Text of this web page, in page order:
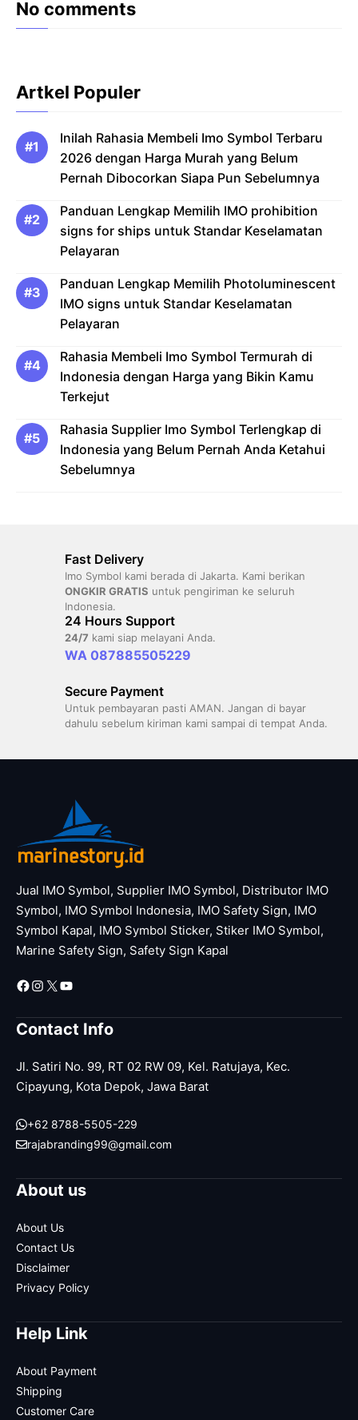
No comments
Artkel Populer
Inilah Rahasia Membeli Imo Symbol Terbaru
2026 dengan Harga Murah yang Belum
Pernah Dibocorkan Siapa Pun Sebelumnya
Panduan Lengkap Memilih IMO prohibition
signs for ships untuk Standar Keselamatan
Pelayaran
Panduan Lengkap Memilih Photoluminescent
IMO signs untuk Standar Keselamatan
Pelayaran
Rahasia Membeli Imo Symbol Termurah di
Indonesia dengan Harga yang Bikin Kamu
Terkejut
Rahasia Supplier Imo Symbol Terlengkap di
Indonesia yang Belum Pernah Anda Ketahui
Sebelumnya
Fast Delivery
Imo Symbol kami berada di Jakarta. Kami berikan
ONGKIR GRATIS untuk pengiriman ke seluruh
Indonesia.
24 Hours Support
24/7 kami siap melayani Anda.
WA 087885505229
Secure Payment
Untuk pembayaran pasti AMAN. Jangan di bayar
dahulu sebelum kiriman kami sampai di tempat Anda.
Jual IMO Symbol, Supplier IMO Symbol, Distributor IMO
Symbol, IMO Symbol Indonesia, IMO Safety Sign, IMO
Symbol Kapal, IMO Symbol Sticker, Stiker IMO Symbol,
Marine Safety Sign, Safety Sign Kapal
Facebook
Instagram
X YouTube
Contact Info
Jl. Satiri No. 99, RT 02 RW 09, Kel. Ratujaya, Kec.
Cipayung, Kota Depok, Jawa Barat
+62 8788-5505-229
rajabranding99@gmail.com
About us
About Us
Contact Us
Disclaimer
Privacy Policy
Help Link
About Payment
Shipping
Customer Care